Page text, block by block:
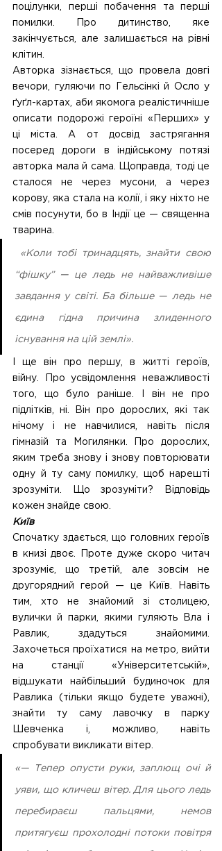
поцілунки, перші побачення та перші
помилки. Про дитинство, яке
закінчується, але залишається на рівні
клітин.
Авторка зізнається, що провела довгі
вечори, гуляючи по Гельсінкі й Осло у
ґуґл-картах, аби якомога реалістичніше
описати подорожі героїні «Перших» у
ці міста. А от досвід застрягання
посеред дороги в індійському потязі
авторка мала й сама. Щоправда, тоді це
сталося не через мусони, а через
корову, яка стала на колії, і яку ніхто не
смів посунути, бо в Індії це — священна
тварина.
«Коли тобі тринадцять, знайти свою
“фішку” — це ледь не найважливіше
завдання у світі. Ба більше — ледь не
єдина гідна причина злиденного
існування на цій землі».
І ще він про першу, в житті героїв,
війну. Про усвідомлення неважливості
того, що було раніше. І він не про
підлітків, ні. Він про дорослих, які так
нічому і не навчилися, навіть після
гімназій та Могилянки. Про дорослих,
яким треба знову і знову повторювати
одну й ту саму помилку, щоб нарешті
зрозуміти. Що зрозуміти? Відповідь
кожен знайде свою.
Київ
Спочатку здається, що головних героїв
в книзі двоє. Проте дуже скоро читач
зрозуміє, що третій, але зовсім не
другорядний герой — це Київ. Навіть
тим, хто не знайомий зі столицею,
вулички й парки, якими гуляють Вла і
Равлик, здадуться знайомими.
Захочеться проїхатися на метро, вийти
на станції «Університетській»,
відшукати найбільший будиночок для
Равлика (тільки якщо будете уважні),
знайти ту саму лавочку в парку
Шевченка і, можливо, навіть
спробувати викликати вітер.
«— Тепер опусти руки, заплющ очі й
уяви, що кличеш вітер. Для цього ледь
перебираєш пальцями, немов
притягуєш прохолодні потоки повітря